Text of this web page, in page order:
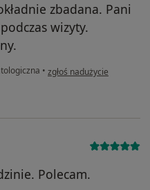
zbadana. Pani
wizyty.
• w opinii użytkownika Justyna
zgłoś nadużycie
Polecam.